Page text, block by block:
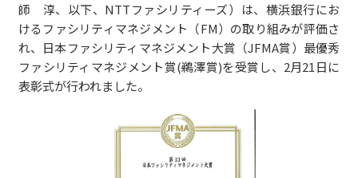
師 淳、以下、NTTファシリティーズ）は、横浜銀行にお
けるファシリティマネジメント（FM）の取り組みが評価さ
れ、日本ファシリティマネジメント大賞（JFMA賞）最優秀
ファシリティマネジメント賞(鵜澤賞)を受賞し、2月21日に
表彰式が行われました。